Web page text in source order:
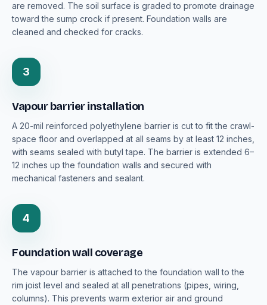
are removed. The soil surface is graded to promote drainage
toward the sump crock if present. Foundation walls are
cleaned and checked for cracks.
3
Vapour barrier installation
A 20-mil reinforced polyethylene barrier is cut to fit the crawl-
space floor and overlapped at all seams by at least 12 inches,
with seams sealed with butyl tape. The barrier is extended 6–
12 inches up the foundation walls and secured with
mechanical fasteners and sealant.
4
Foundation wall coverage
The vapour barrier is attached to the foundation wall to the
rim joist level and sealed at all penetrations (pipes, wiring,
columns). This prevents warm exterior air and ground